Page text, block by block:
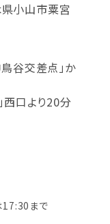
小山市粟宮
谷交差点」か
西口より20分
17:30まで